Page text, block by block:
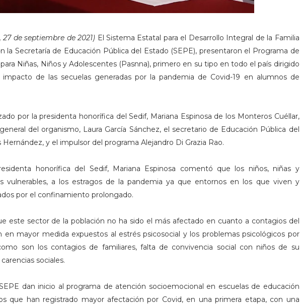
27 de septiembre de 2021) El Sistema Estatal para el Desarrollo Integral de la Familia
la Secretaría de Educación Pública del Estado (SEPE), presentaron el Programa de
Niñas, Niños y Adolescentes (Pasnna), primero en su tipo en todo el país dirigido
de las secuelas generadas por la pandemia de Covid-19 en alumnos de
por la presidenta honorífica del Sedif, Mariana Espinosa de los Monteros Cuéllar,
del organismo, Laura García Sánchez, el secretario de Educación Pública del
y el impulsor del programa Alejandro Di Grazia Rao.
honorífica del Sedif, Mariana Espinosa comentó que los niños, niñas y
vulnerables, a los estragos de la pandemia ya que entornos en los que viven y
por el confinamiento prolongado.
este sector de la población no ha sido el más afectado en cuanto a contagios del
en mayor medida expuestos al estrés psicosocial y los problemas psicológicos por
son los contagios de familiares, falta de convivencia social con niños de su
sociales.
dan inicio al programa de atención socioemocional en escuelas de educación
que han registrado mayor afectación por Covid, en una primera etapa, con una